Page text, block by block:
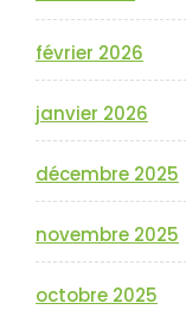
février 2026
janvier 2026
décembre 2025
novembre 2025
octobre 2025